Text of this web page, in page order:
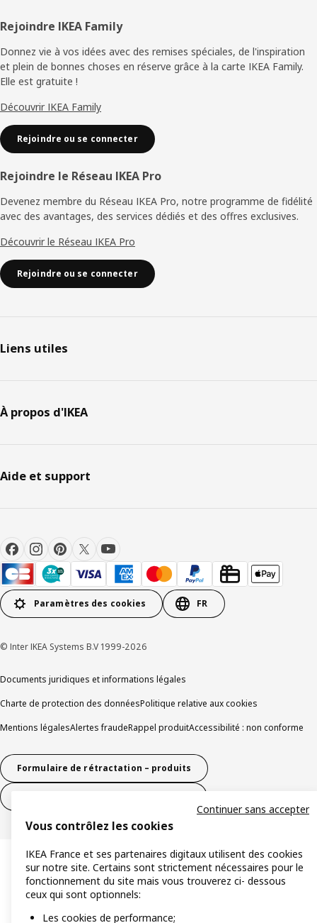
Pied
de
page
Rejoindre IKEA Family
Donnez vie à vos idées avec des remises spéciales, de l'inspiration
et plein de bonnes choses en réserve grâce à la carte IKEA Family.
Elle est gratuite !
Découvrir IKEA Family
Rejoindre ou se connecter
Rejoindre le Réseau IKEA Pro
Devenez membre du Réseau IKEA Pro, notre programme de fidélité
avec des avantages, des services dédiés et des offres exclusives.
Découvrir le Réseau IKEA Pro
Rejoindre ou se connecter
Liens utiles
À propos d'IKEA
Aide et support
Paramètres des cookies FR
© Inter IKEA Systems B.V 1999-2026
Documents juridiques et informations légales
Charte de protection des donnéesPolitique relative aux cookies
Mentions légalesAlertes fraudeRappel produitAccessibilité : non conforme
Formulaire de rétractation – produits
Vous contrôlez les cookies
IKEA France et ses partenaires digitaux utilisent des cookies
sur notre site. Certains sont strictement nécessaires pour le
fonctionnement du site mais vous trouverez ci- dessous
ceux qui sont optionnels:
Les cookies de performance;
Continuer sans accepter